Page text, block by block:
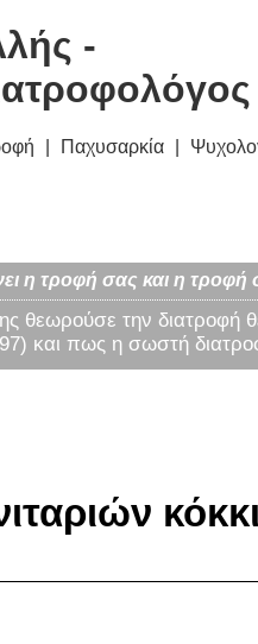
-
Παχυσαρκία
η τροφή σας και η
θεωρούσε την διατροφή
και πως η σωστή